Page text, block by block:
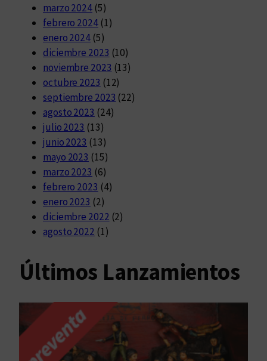
marzo 2024 (5)
febrero 2024(1)
enero 2024 (5)
diciembre 2023 (10)
noviembre 2023 (13)
octubre 2023 (12)
septiembre 2023 (22)
agosto 2023 (24)
julio 2023 (13)
junio 2023 (13)
mayo 2023 (15)
marzo 2023 (6)
febrero 2023 (4)
enero 2023 (2)
diciembre 2022 (2)
agosto 2022 (1)
Últimos Lanzamientos